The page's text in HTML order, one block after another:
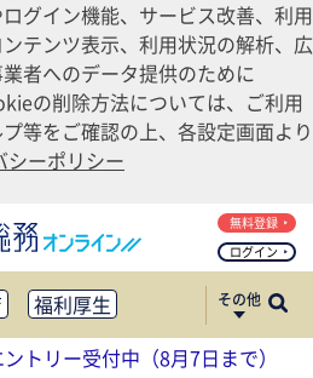
グイン機能、サービス改善、利用
テンツ表示、利用状況の解析、広
者へのデータ提供のために
の削除方法については、ご利用
等をご確認の上、各設定画面より
シーポリシー
ログイン
無料登録
福利厚生
その他
トリー受付中（8月7日まで）